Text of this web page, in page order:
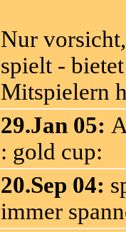
Nur
spielt -
Mitspielern
29.Jan 05:
: gold cup:
20.Sep 04:
immer